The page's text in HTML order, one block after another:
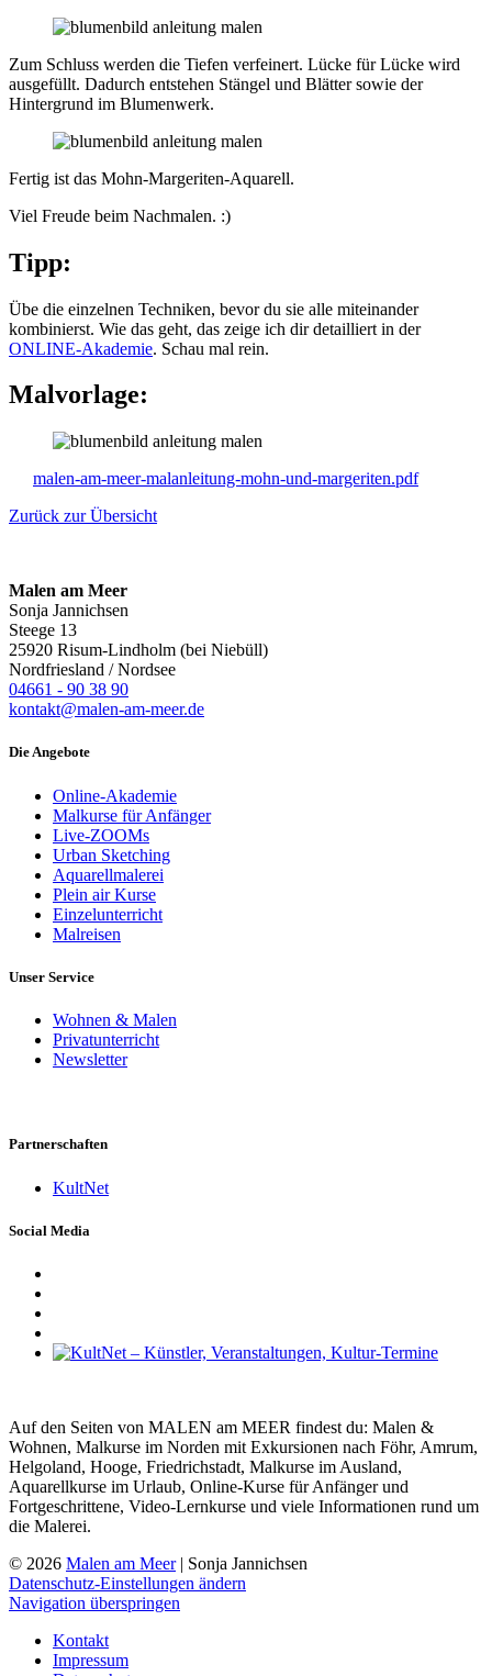
Zum Schluss werden die Tiefen verfeinert. Lücke für Lücke wird
ausgefüllt. Dadurch entstehen Stängel und Blätter sowie der
Hintergrund im Blumenwerk.
Fertig ist das Mohn-Margeriten-Aquarell.
Viel Freude beim Nachmalen. :)
Tipp:
Übe die einzelnen Techniken, bevor du sie alle miteinander
kombinierst. Wie das geht, das zeige ich dir detailliert in der
ONLINE-Akademie. Schau mal rein.
Malvorlage:
malen-am-meer-malanleitung-mohn-und-margeriten.pdf
Zurück zur Übersicht
Malen am Meer
Sonja Jannichsen
Steege 13
25920 Risum-Lindholm (bei Niebüll)
Nordfriesland / Nordsee
04661 - 90 38 90
kontakt@malen-am-meer.de
Die Angebote
Online-Akademie
Malkurse für Anfänger
Live-ZOOMs
Urban Sketching
Aquarellmalerei
Plein air Kurse
Einzelunterricht
Malreisen
Unser Service
Wohnen & Malen
Privatunterricht
Newsletter
Partnerschaften
KultNet
Social Media
Auf den Seiten von MALEN am MEER findest du: Malen &
Wohnen, Malkurse im Norden mit Exkursionen nach Föhr, Amrum,
Helgoland, Hooge, Friedrichstadt, Malkurse im Ausland,
Aquarellkurse im Urlaub, Online-Kurse für Anfänger und
Fortgeschrittene, Video-Lernkurse und viele Informationen rund um
die Malerei.
© 2026 Malen am Meer| Sonja Jannichsen
Datenschutz-Einstellungen ändern
Navigation überspringen
Kontakt
Impressum